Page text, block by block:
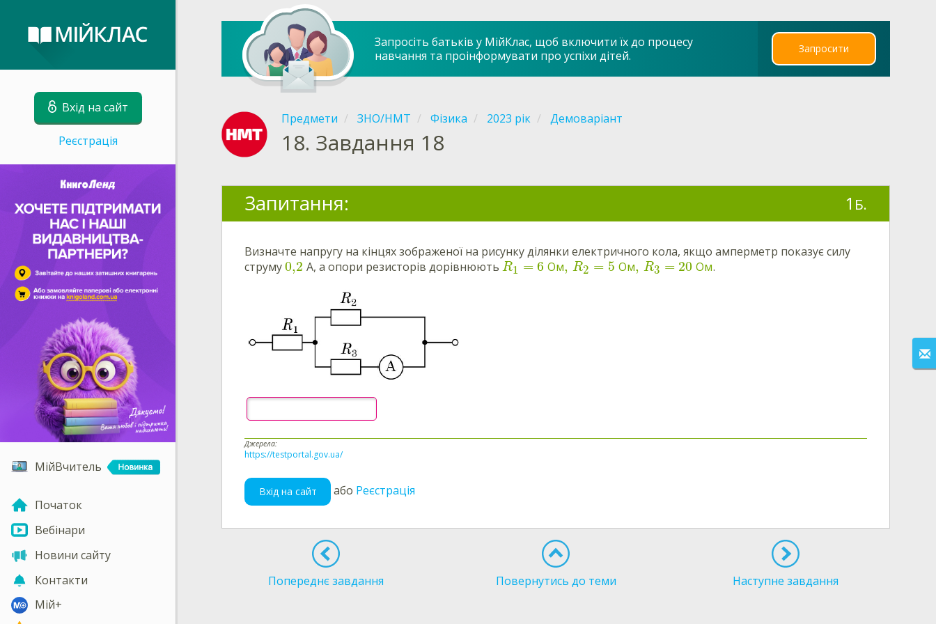
Вхід на сайт
Реєстрація
МійВчитель
Початок
Вебінари
Новини сайту
Контакти
Мій+
Запросіть батьків у МійКлас, щоб включити їх до процесу
навчання та проінформувати про успіхи дітей.
Запросити
Предмети ЗНО/НМТ Фізика 2023 рік Демоваріант
18. Завдання 18
Запитання: 1 Б.
Визначте напругу на кінцях зображеної на рисунку ділянки електричного кола, якщо амперметр показує силу
струму0,2 А, а опори резисторів дорівнюють R1 = 6 Ом, R2 = 5 Ом, R3 = 20 Ом.
Джерела:
https://testportal.gov.ua/
Вхід на сайт або Реєстрація
Попереднє завдання Повернутись до теми Наступне завдання